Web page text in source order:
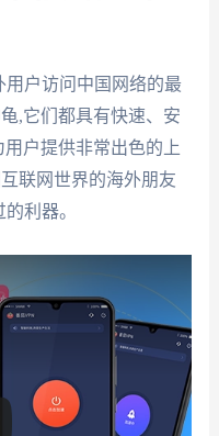
户访问中国网络的最
,它们都具有快速、安
户提供非常出色的上
联网世界的海外朋友
利器。